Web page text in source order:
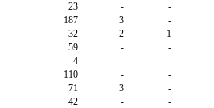
23 -
-
187 3
-
32 2
1
59 -
-
4 -
-
110 -
-
71 3
-
42 -
-